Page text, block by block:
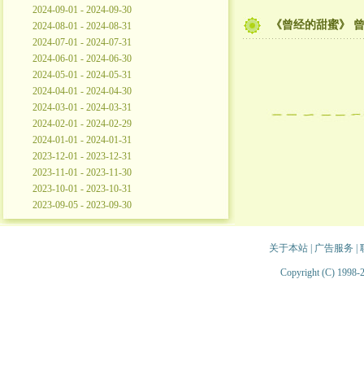
2024-09-01 - 2024-09-30
2024-08-01 - 2024-08-31
2024-07-01 - 2024-07-31
2024-06-01 - 2024-06-30
2024-05-01 - 2024-05-31
2024-04-01 - 2024-04-30
2024-03-01 - 2024-03-31
2024-02-01 - 2024-02-29
2024-01-01 - 2024-01-31
2023-12-01 - 2023-12-31
2023-11-01 - 2023-11-30
2023-10-01 - 2023-10-31
2023-09-05 - 2023-09-30
《曾经的甜蜜》
关于本站| 广告服务
Copyright (C) 1998-